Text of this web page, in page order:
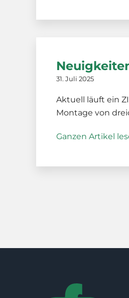
31. Juli 2025
Aktuell läuft ein
Montage von
Ganzen Artikel